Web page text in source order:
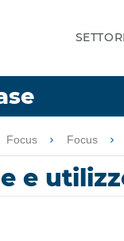
SETTORI
globale
Focus Focus
e